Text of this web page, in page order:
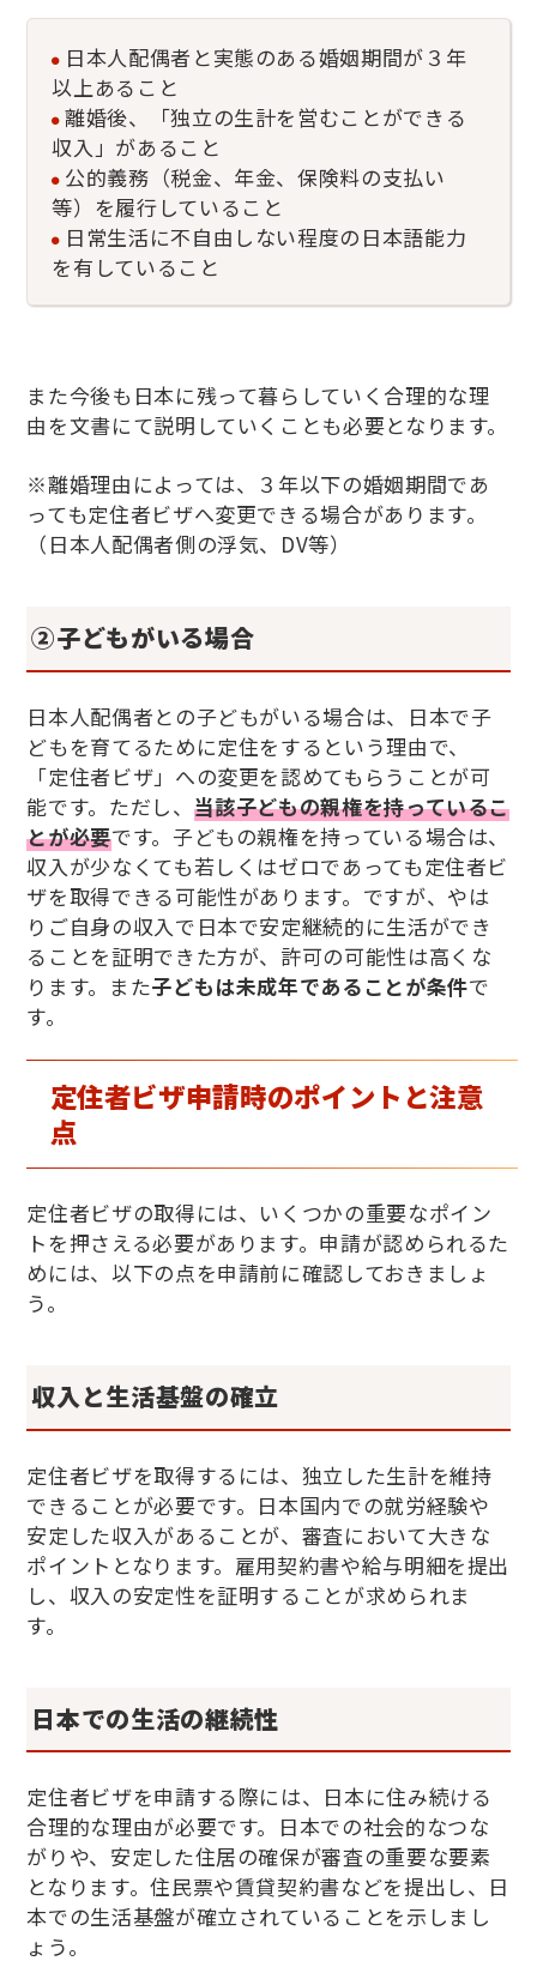
日本人配偶者と実態のある婚姻期間が３年
以上あること
離婚後、「独立の生計を営むことができる
収入」があること
公的義務（税金、年金、保険料の支払い
等）を履行していること
日常生活に不自由しない程度の日本語能力
を有していること
また今後も日本に残って暮らしていく合理的な理
由を文書にて説明していくことも必要となります。
※離婚理由によっては、３年以下の婚姻期間であ
っても定住者ビザへ変更できる場合があります。
（日本人配偶者側の浮気、 DV等）
②子どもがいる場合
日本人配偶者との子どもがいる場合は、日本で子
どもを育てるために定住をするという理由で、
「定住者ビザ」への変更を認めてもらうことが可
能です。ただし、 当該子どもの親権を持っているこ
とが必要です。子どもの親権を持っている場合は、
収入が少なくても若しくはゼロであっても定住者ビ
ザを取得できる可能性があります。ですが、やは
りご自身の収入で日本で安定継続的に生活ができ
ることを証明できた方が、許可の可能性は高くな
ります。また子どもは未成年であることが条件で
す。
定住者ビザ申請時のポイントと注意
点
定住者ビザの取得には、いくつかの重要なポイン
トを押さえる必要があります。申請が認められるた
めには、以下の点を申請前に確認しておきましょ
う。
収入と生活基盤の確立
定住者ビザを取得するには、独立した生計を維持
できることが必要です。日本国内での就労経験や
安定した収入があることが、審査において大きな
ポイントとなります。雇用契約書や給与明細を提出
し、収入の安定性を証明することが求められま
す。
日本での生活の継続性
定住者ビザを申請する際には、日本に住み続ける
合理的な理由が必要です。日本での社会的なつな
がりや、安定した住居の確保が審査の重要な要素
となります。住民票や賃貸契約書などを提出し、日
本での生活基盤が確立されていることを示しまし
ょう。